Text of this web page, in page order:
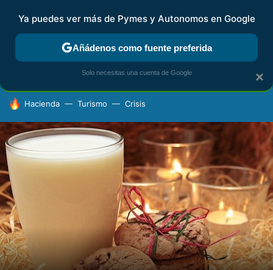
FISCALIDAD Y CONTABILIDAD KIT DIGITAL RENTA
HOY SE HABLA DE
Hacienda Turismo Crisis
×
Ya puedes ver más de Pymes y Autonomos en Google
Añádenos como fuente preferida
Solo necesitas una cuenta de Google